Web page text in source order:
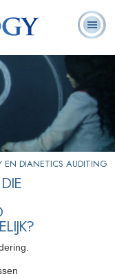
Veelgestelde
vragen
EN DIANETICS AUDITING